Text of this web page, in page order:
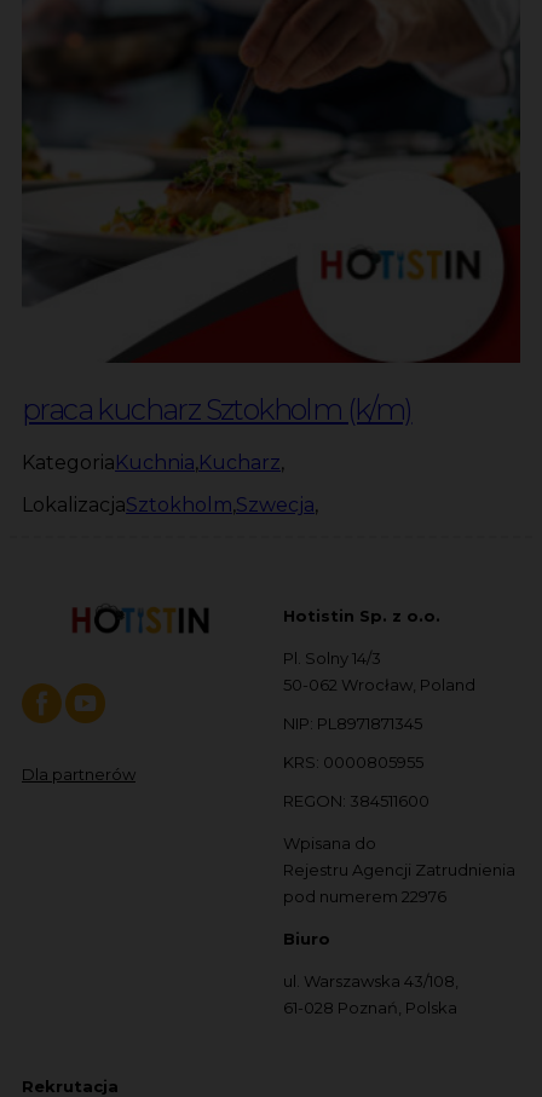
praca kucharz Sztokholm (k/m)
Kategoria Kuchnia,Kucharz,
LokalizacjaSztokholm,Szwecja,
Dla partnerów
Hotistin Sp. z o.o.
Pl. Solny 14/3
50-062 Wrocław, Poland
NIP: PL8971871345
KRS: 0000805955
REGON: 384511600
Wpisana do
Rejestru Agencji Zatrudnienia
pod numerem 22976
Biuro
ul. Warszawska 43/108,
61-028 Poznań, Polska
Rekrutacja